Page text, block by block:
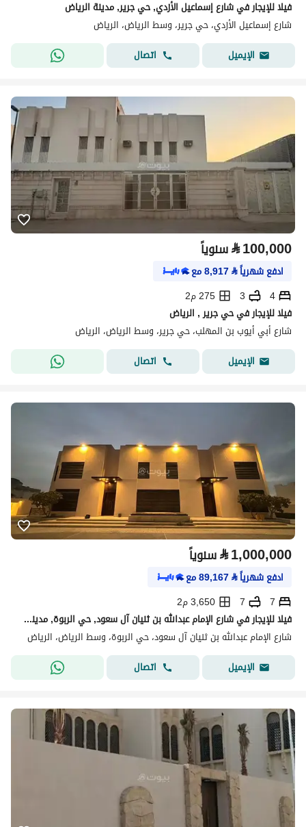
فيلا للإيجار في شارع إسماعيل الأزدي, حي جرير, مدينة الرياض
شارع إسماعيل الأزدي، حي جرير، وسط الرياض، الرياض
الإيميل
اتصال
⃁100,000 سنوياً
ادفع شهرياً⃁
8,917مع
4
3
275 م2
فيلا للإيجار في حي جرير , الرياض
شارع أبي أيوب بن المهلب، حي جرير، وسط الرياض، الرياض
الإيميل
اتصال
⃁1,000,000 سنوياً
ادفع شهرياً⃁
89,167مع
7
7
3,650 م2
فيلا للإيجار في شارع الإمام عبدالله بن ثنيان آل سعود, حي الربوة, مدينة الرياض,
شارع الإمام عبدالله بن ثنيان آل سعود، حي الربوة، وسط الرياض، الرياض
الإيميل
اتصال